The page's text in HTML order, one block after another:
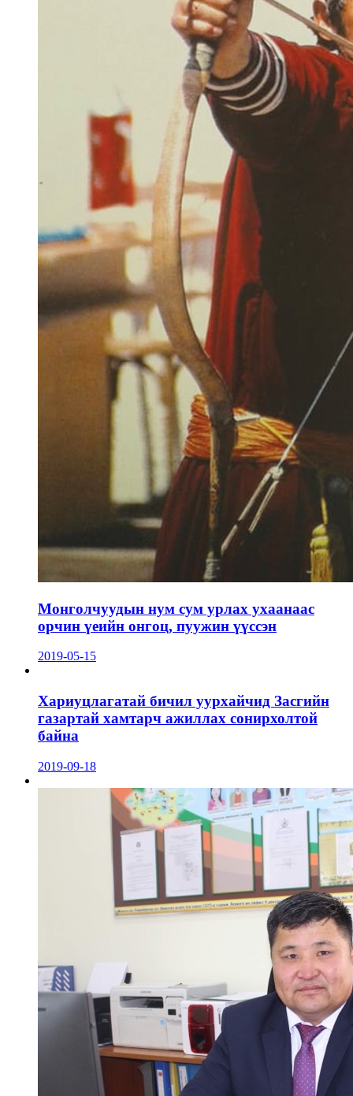
Монголчуудын нум сум урлах ухаанаас
орчин үеийн онгоц, пуужин үүссэн
2019-05-15
Хариуцлагатай бичил уурхайчид Засгийн
газартай хамтарч ажиллах сонирхолтой
байна
2019-09-18